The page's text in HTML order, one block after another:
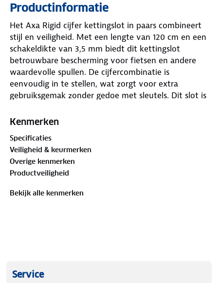
Productinformatie
Het Axa Rigid cijfer kettingslot in paars combineert
stijl en veiligheid. Met een lengte van 120 cm en een
schakeldikte van 3,5 mm biedt dit kettingslot
betrouwbare bescherming voor fietsen en andere
waardevolle spullen. De cijfercombinatie is
eenvoudig in te stellen, wat zorgt voor extra
gebruiksgemak zonder gedoe met sleutels. Dit slot is
balans tussen veiligheid en flexibiliteit.
Kenmerken
Specificaties
Veiligheid & keurmerken
Overige kenmerken
Productveiligheid
Bekijk alle kenmerken
Service